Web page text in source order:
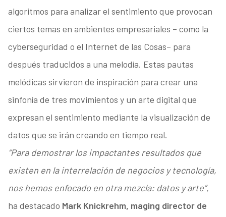
algoritmos para analizar el sentimiento que provocan
ciertos temas en ambientes empresariales – como la
cyberseguridad o el Internet de las Cosas– para
después traducidos a una melodía. Estas pautas
melódicas sirvieron de inspiración para crear una
sinfonía de tres movimientos y un arte digital que
expresan el sentimiento mediante la visualización de
datos que se irán creando en tiempo real.
“Para demostrar los impactantes resultados que
existen en la interrelación de negocios y tecnología,
nos hemos enfocado en otra mezcla: datos y arte”,
ha destacado Mark Knickrehm, maging director de